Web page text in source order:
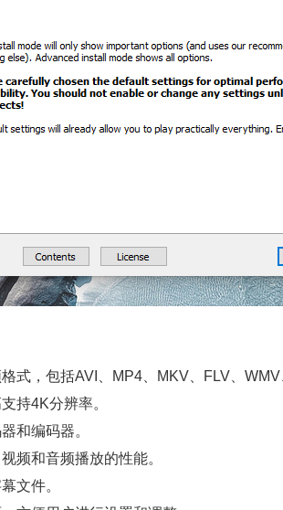
式，包括AVI、MP4、MKV、FLV、
持4K分辨率。
和编码器。
频和音频播放的性能。
文件。